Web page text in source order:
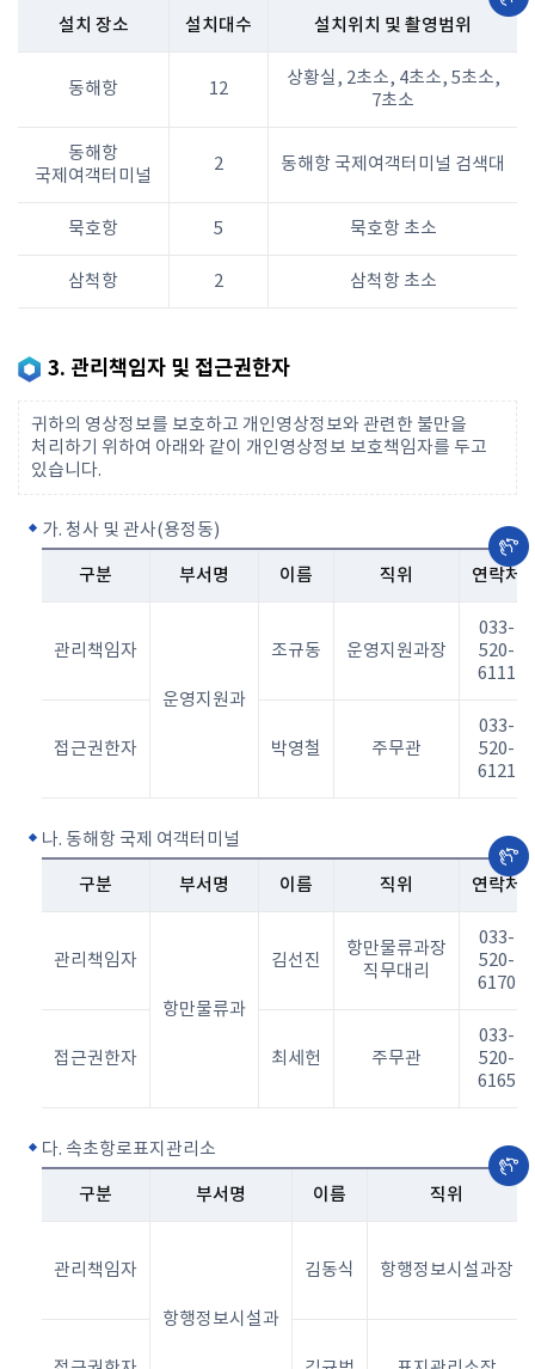
설치 장소
설치대수 설치위치 및 촬영범위
동해항 12
상황실, 2초소, 4초소, 5초소,
7초소
동해항
국제여객터미널
2 동해항 국제여객터미널 검색대
묵호항 5 묵호항 초소
삼척항 2 삼척항 초소
3. 관리책임자 및 접근권한자
귀하의 영상정보를 보호하고 개인영상정보와 관련한 불만을
처리하기 위하여 아래와 같이 개인영상정보 보호책임자를 두고
있습니다.
가. 청사 및 관사(용정동)
구분 부서명 이름 직위 연락처
관리책임자
운영지원과
조규동 운영지원과장
033-
520-
6111
접근권한자 박영철 주무관
033-
520-
6121
나. 동해항 국제 여객터미널
구분 부서명 이름 직위 연락처
관리책임자
항만물류과
김선진
항만물류과장
직무대리
033-
520-
6170
접근권한자 최세헌 주무관
033-
520-
6165
다. 속초항로표지관리소
구분 부서명 이름 직위
관리책임자
항행정보시설과
김동식 항행정보시설과장